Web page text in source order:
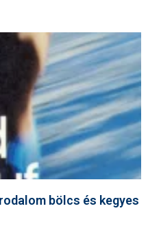
bölcs és kegyes